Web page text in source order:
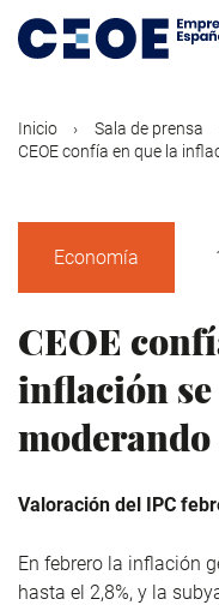
contenido
Inicio Sala de prensa
CEOE confía en que la
Economía
CEOE
inflación
Valoración del IPC
En febrero la inflación
hasta el 2,8%, y la